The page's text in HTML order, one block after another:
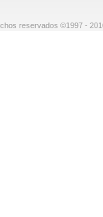
reservados ©1997 -